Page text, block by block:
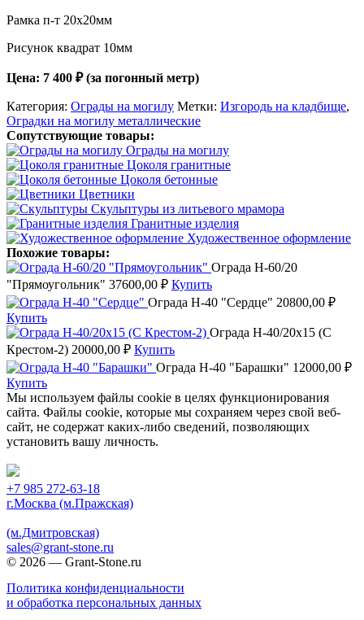
Рамка п-т 20х20мм
Рисунок квадрат 10мм
Цена: 7 400 ₽ (за погонный метр)
Категория: Ограды на могилу Метки: Изгородь на кладбище,
Оградки на могилу металлические
Сопутствующие товары:
Ограды на могилу
Цоколя гранитные
Цоколя бетонные
Цветники
Скульптуры из литьевого мрамора
Гранитные изделия
Художественное оформление
Похожие товары:
Ограда Н-60/20
"Прямоугольник" 37600,00 ₽ Купить
Ограда Н-40 "Сердце" 20800,00 ₽
Купить
Ограда Н-40/20х15 (С
Крестом-2) 20000,00 ₽ Купить
Ограда Н-40 "Барашки" 12000,00 ₽
Купить
Мы используем файлы cookie в целях функционирования
сайта. Файлы cookie, которые мы сохраняем через свой веб-
сайт, не содержат каких-либо сведений, позволяющих
установить вашу личность.
+7 985 272-63-18
г.Москва (м.Пражская)
(м.Дмитровская)
sales@grant-stone.ru
© 2026 — Grant-Stone.ru
Политика конфиденциальности
и обработка персональных данных